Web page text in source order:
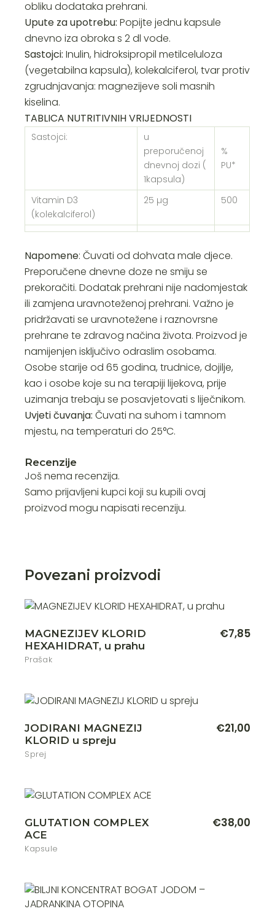
obliku dodataka prehrani.
Upute za upotrebu:Popijte jednu kapsule
dnevno iza obroka s 2 dl vode.
Sastojci:Inulin, hidroksipropil metilceluloza
(vegetabilna kapsula), kolekalciferol, tvar protiv
zgrudnjavanja: magnezijeve soli masnih
kiselina.
TABLICA NUTRITIVNIH VRIJEDNOSTI
Sastojci:
u
preporučenoj
dnevnoj dozi (
1kapsula)
%
PU*
Vitamin D3
(kolekalciferol)
25 µg 500
Napomene: Čuvati od dohvata male djece.
Preporučene dnevne doze ne smiju se
prekoračiti. Dodatak prehrani nije nadomjestak
ili zamjena uravnoteženoj prehrani. Važno je
pridržavati se uravnotežene i raznovrsne
prehrane te zdravog načina života. Proizvod je
namijenjen isključivo odraslim osobama.
Osobe starije od 65 godina, trudnice, dojilje,
kao i osobe koje su na terapiji lijekova, prije
uzimanja trebaju se posavjetovati s liječnikom.
Uvjeti čuvanja: Čuvati na suhom i tamnom
mjestu, na temperaturi do 25°C.
Recenzije
Još nema recenzija.
Samo prijavljeni kupci koji su kupili ovaj
proizvod mogu napisati recenziju.
Povezani proizvodi
MAGNEZIJEV KLORID
HEXAHIDRAT, u prahu
Prašak
€7,85
JODIRANI MAGNEZIJ
KLORID u spreju
Sprej
€21,00
GLUTATION COMPLEX
ACE
Kapsule
€38,00